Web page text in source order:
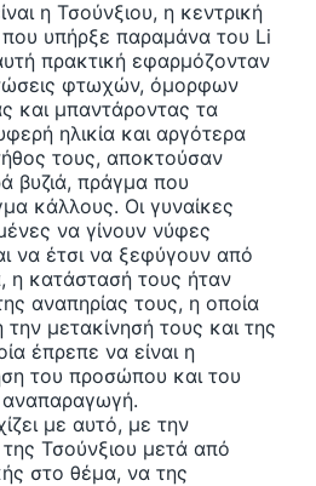
η Τσούνξιου, η κεντρική
που υπήρξε παραμάνα του Li
πρακτική εφαρμόζονταν
φτωχών, όμορφων
και μπαντάροντας τα
ηλικία και αργότερα
τους, αποκτούσαν
βυζιά, πράγμα που
κάλλους. Οι γυναίκες
να γίνουν νύφες
να έτσι να ξεφύγουν από
η κατάστασή τους ήταν
αναπηρίας τους, η οποία
μετακίνησή τους και της
έπρεπε να είναι η
του προσώπου και του
με αυτό, με την
Τσούνξιου μετά από
στο θέμα, να της